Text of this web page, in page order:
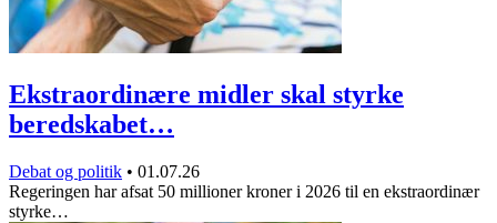
Ekstraordinære midler skal styrke
beredskabet…
Debat og politik • 01.07.26
Regeringen har afsat 50 millioner kroner i 2026 til en ekstraordinær
styrke…